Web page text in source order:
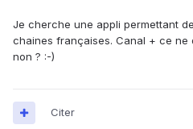
Je cherche une appli permettant
chaines françaises. Canal + ce ne
non ? :-)
Citer